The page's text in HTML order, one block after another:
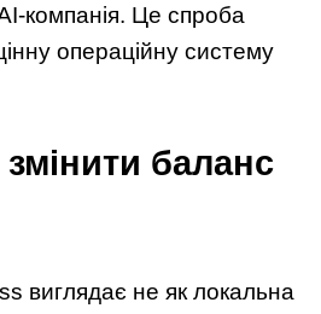
компанія. Це спроба
операційну систему
баланс
виглядає не як локальна